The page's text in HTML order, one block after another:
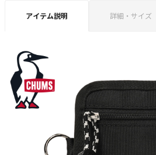
アイテム説明 詳細・サイズ